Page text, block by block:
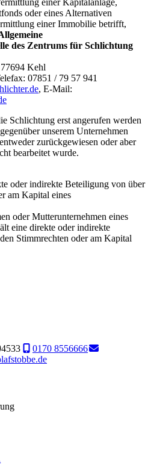
oder eines Alternativen
einer Immobilie betrifft,
des Zentrums für Schlichtung
Kehl
07851 / 79 57 941
, E-Mail:
Schlichtung erst angerufen werden
unserem Unternehmen
zurückgewiesen oder aber
bearbeitet wurde.
oder indirekte Beteiligung von über
am Kapital eines
oder Mutterunternehmen eines
eine direkte oder indirekte
Stimmrechten oder am Kapital
0170 8556666